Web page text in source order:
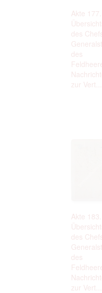
Akte 177.
des
des
zur Vert...
Akte 183.
des
des
zur Vert...